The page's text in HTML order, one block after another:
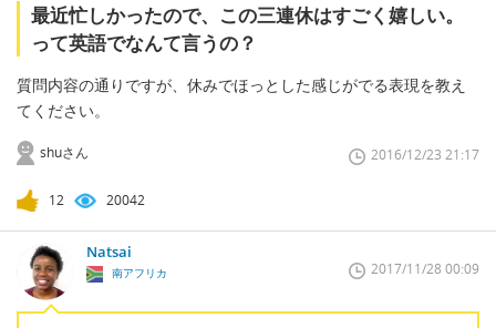
最近忙しかったので、この三連休はすごく嬉しい。
って英語でなんて言うの？
質問内容の通りですが、休みでほっとした感じがでる表現を教え
てください。
shuさん 2016/12/23 21:17
12 20042
Natsai
南アフリカ 2017/11/28 00:09